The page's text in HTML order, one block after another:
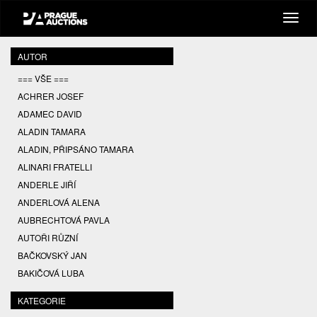
AUTOR
=== VŠE ===
ACHRER JOSEF
ADAMEC DAVID
ALADIN TAMARA
ALADIN, PŘIPSÁNO TAMARA
ALINARI FRATELLI
ANDERLE JIŘÍ
ANDERLOVÁ ALENA
AUBRECHTOVÁ PAVLA
AUTOŘI RŮZNÍ
BAČKOVSKÝ JAN
BAKIČOVÁ LUBA
BALCAR JIŘÍ
BALCAR KAREL
KATEGORIE